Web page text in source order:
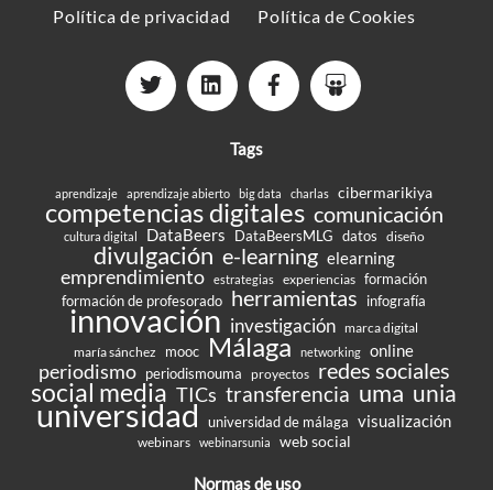
Política de privacidad
Política de Cookies
Tags
aprendizaje aprendizaje abierto big data charlas cibermarikiya
competencias digitales comunicación
cultura digital DataBeers DataBeersMLG datos diseño
divulgación e-learning elearning
emprendimiento estrategias experiencias formación
formación de profesorado herramientas infografía
innovación investigación marca digital
maría sánchez
mooc Málaga networking online
periodismo periodismouma proyectos redes sociales
social media TICs transferencia uma unia
universidad universidad de málaga visualización
webinars webinarsunia web social
Normas de uso